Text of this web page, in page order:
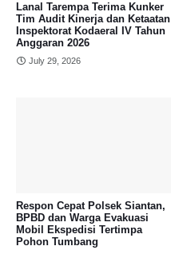
Lanal Tarempa Terima Kunker
Tim Audit Kinerja dan Ketaatan
Inspektorat Kodaeral IV Tahun
Anggaran 2026
July 29, 2026
Respon Cepat Polsek Siantan,
BPBD dan Warga Evakuasi
Mobil Ekspedisi Tertimpa
Pohon Tumbang